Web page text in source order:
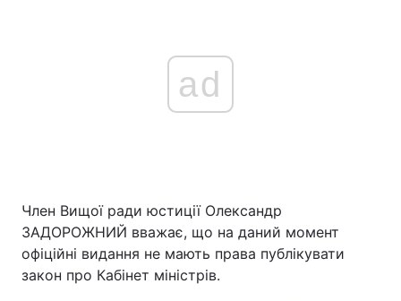
ad
Член Вищої ради юстиції Олександр
ЗАДОРОЖНИЙ вважає, що на даний момент
офіційні видання не мають права публікувати
закон про Кабінет міністрів.